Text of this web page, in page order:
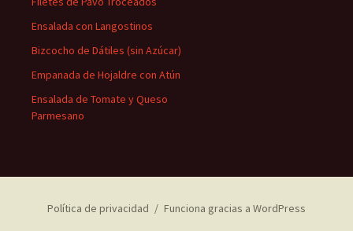
Ensalada con Langostinos
Bizcocho de Dátiles (sin Azúcar)
Empanada de Hojaldre con Atún
Ensalada de Tomate y Queso
Parmesano
Política de privacidad Funciona gracias a WordPress